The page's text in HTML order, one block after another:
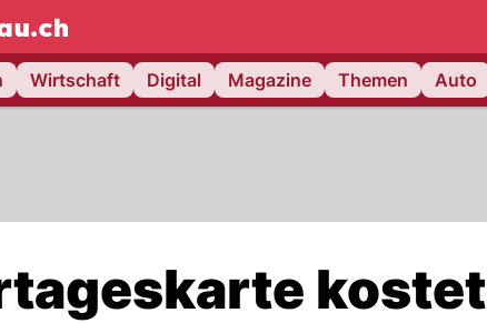
NAU.ch
Wirtschaft Digital Magazine Themen Auto
kostet